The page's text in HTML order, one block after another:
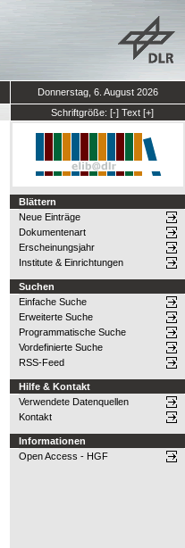
Donnerstag, 6. August 2026
Schriftgröße: [-] Text [+]
Blättern
Neue Einträge
Dokumentenart
Erscheinungsjahr
Institute & Einrichtungen
Suchen
Einfache Suche
Erweiterte Suche
Programmatische Suche
Vordefinierte Suche
RSS-Feed
Hilfe & Kontakt
Verwendete Datenquellen
Kontakt
Informationen
Open Access - HGF